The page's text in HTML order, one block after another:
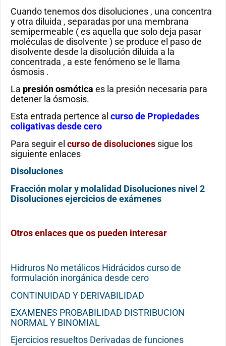
Cuando tenemos dos disoluciones , una concentra
y otra diluida , separadas por una membrana
semipermeable ( es aquella que solo deja pasar
moléculas de disolvente ) se produce el paso de
disolvente desde la disolución diluida a la
concentrada , a este fenómeno se le llama
ósmosis .
La presión osmótica es la presión necesaria para
detener la ósmosis.
Esta entrada pertence al curso de Propiedades
coligativas desde cero
Para seguir el curso de disoluciones sigue los
siguiente enlaces
Disoluciones
Fracción molar y molalidad Disoluciones nivel 2
Disoluciones ejercicios de exámenes
Otros enlaces que os pueden interesar
Hidruros No metálicos Hidrácidos curso de
formulación inorgánica desde cero
CONTINUIDAD Y DERIVABILIDAD
EXAMENES PROBABILIDAD DISTRIBUCION
NORMAL Y BINOMIAL
Ejercicios resueltos Derivadas de funciones